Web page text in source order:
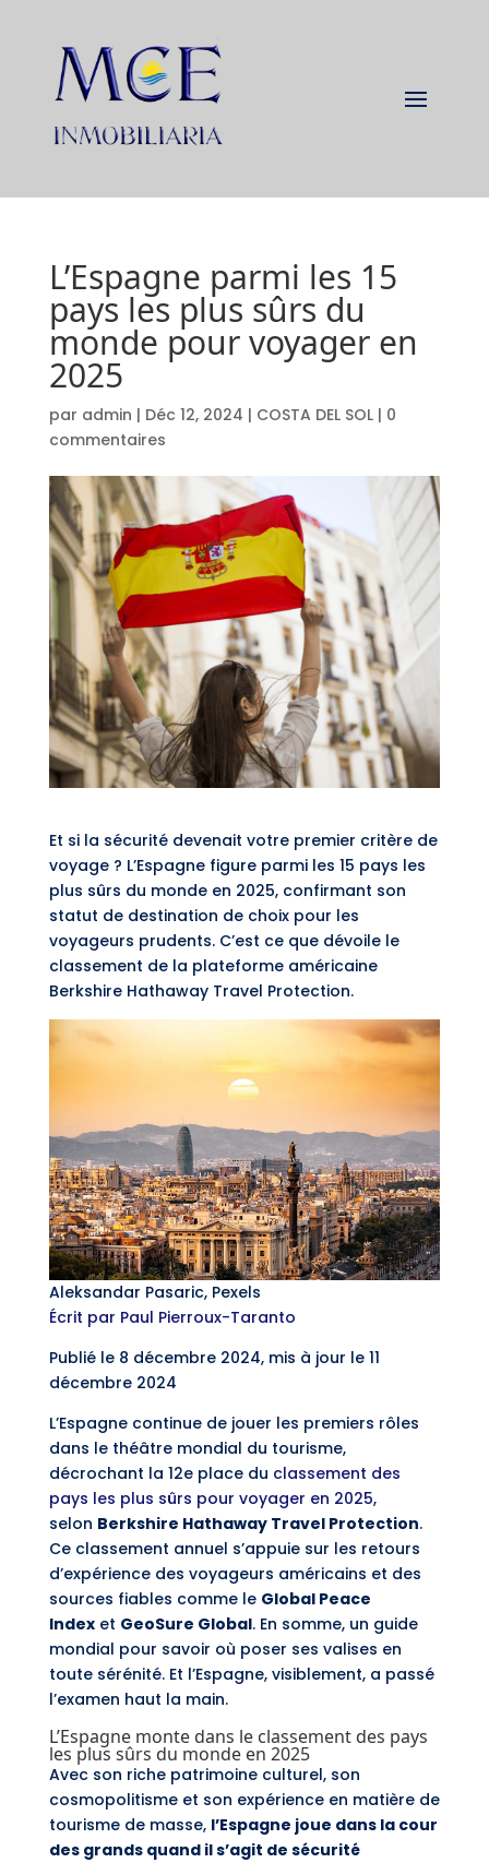
L’Espagne parmi les 15
pays les plus sûrs du
monde pour voyager en
2025
par admin | Déc 12, 2024 | COSTA DEL SOL| 0
commentaires
Et si la sécurité devenait votre premier critère de
voyage ? L’Espagne figure parmi les 15 pays les
plus sûrs du monde en 2025, confirmant son
statut de destination de choix pour les
voyageurs prudents. C’est ce que dévoile le
classement de la plateforme américaine
Berkshire Hathaway Travel Protection.
Aleksandar Pasaric, Pexels
Écrit par Paul Pierroux-Taranto
Publié le 8 décembre 2024, mis à jour le 11
décembre 2024
L’Espagne continue de jouer les premiers rôles
dans le théâtre mondial du tourisme,
décrochant la 12e place du classement des
pays les plus sûrs pour voyager en 2025,
selon Berkshire Hathaway Travel Protection.
Ce classement annuel s’appuie sur les retours
d’expérience des voyageurs américains et des
sources fiables comme le Global Peace
Indexet GeoSure Global. En somme, un guide
mondial pour savoir où poser ses valises en
toute sérénité. Et l’Espagne, visiblement, a passé
l’examen haut la main.
L’Espagne monte dans le classement des pays
les plus sûrs du monde en 2025
Avec son riche patrimoine culturel, son
cosmopolitisme et son expérience en matière de
tourisme de masse, l’Espagne joue dans la cour
des grands quand il s’agit de sécurité